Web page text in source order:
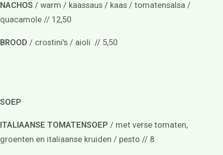
NACHOS / warm / kaassaus / kaas / tomatensalsa /
quacamole // 12,50
BROOD / crostini's / aioli // 5,50
SOEP
ITALIAANSE TOMATENSOEP / met verse tomaten,
groenten en italiaanse kruiden / pesto // 8